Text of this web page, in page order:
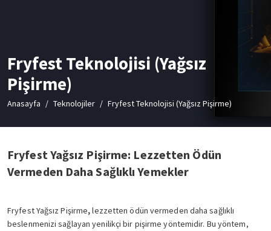
Fryfest Teknolojisi (Yağsız
Pişirme)
Anasayfa Teknolojiler Fryfest Teknolojisi (Yağsız Pişirme)
Fryfest Yağsız Pişirme: Lezzetten Ödün
Vermeden Daha Sağlıklı Yemekler
Fryfest Yağsız Pişirme,lezzetten ödün vermeden daha sağlıklı
beslenmenizi sağlayan yenilikçi bir pişirme yöntemidir. Bu yöntem,